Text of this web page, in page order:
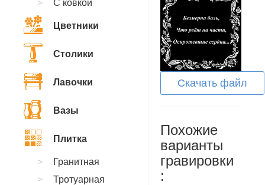
Скачать файл
Похожие
варианты
гравировки
:
С ковкой
Цветники
Столики
Лавочки
Вазы
Плитка
Гранитная
Тротуарная